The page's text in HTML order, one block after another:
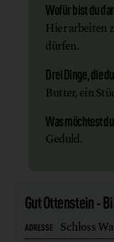
Wofür bist du
Hier arbeiten
dürfen.
Drei Dinge, die
Butter, ein
Was möchtest
Geduld.
Gut Ottenstein -
ADRESSE Schloss